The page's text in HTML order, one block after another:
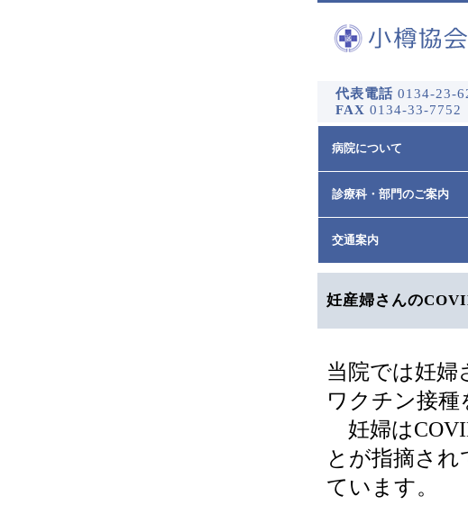
代表電話 0134-23-
FAX 0134-33-7752
病院について
診療科・部門のご案内
交通案内
妊産婦さんの
当院では妊婦
ワクチン接種
妊婦は
とが指摘さ
ています。